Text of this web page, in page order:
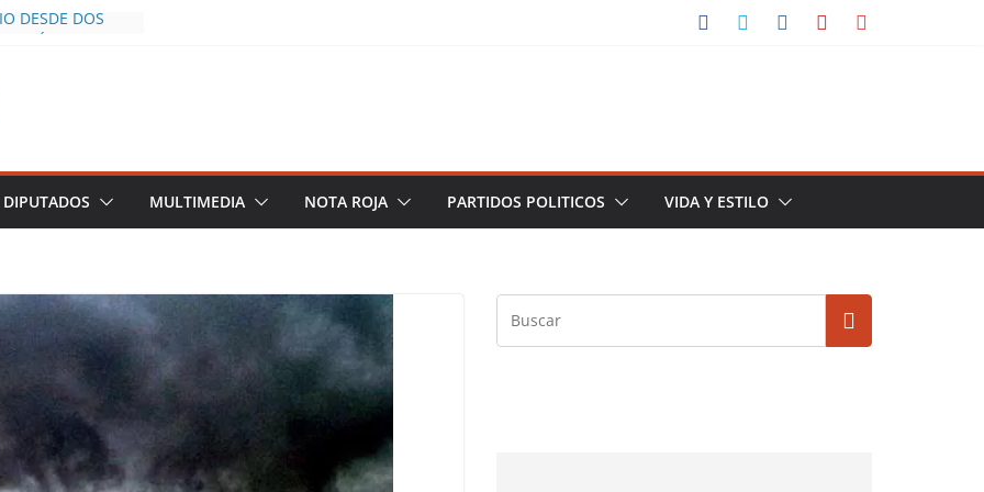
DESDE DOS
AL INFLUENCER
EN
A LAS
TERMINA
DE
DEL PLAN
DIPUTADOS MULTIMEDIA NOTA ROJA PARTIDOS POLITICOS VIDA Y ESTILO